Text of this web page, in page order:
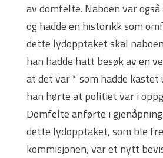
av domfelte. Naboen var
og hadde en historikk som
dette lydopptaket skal
han hadde hatt besøk av en
at det var * som hadde kastet
han hørte at politiet var i
Domfelte anførte i
dette lydopptaket, som ble
kommisjonen, var et nytt